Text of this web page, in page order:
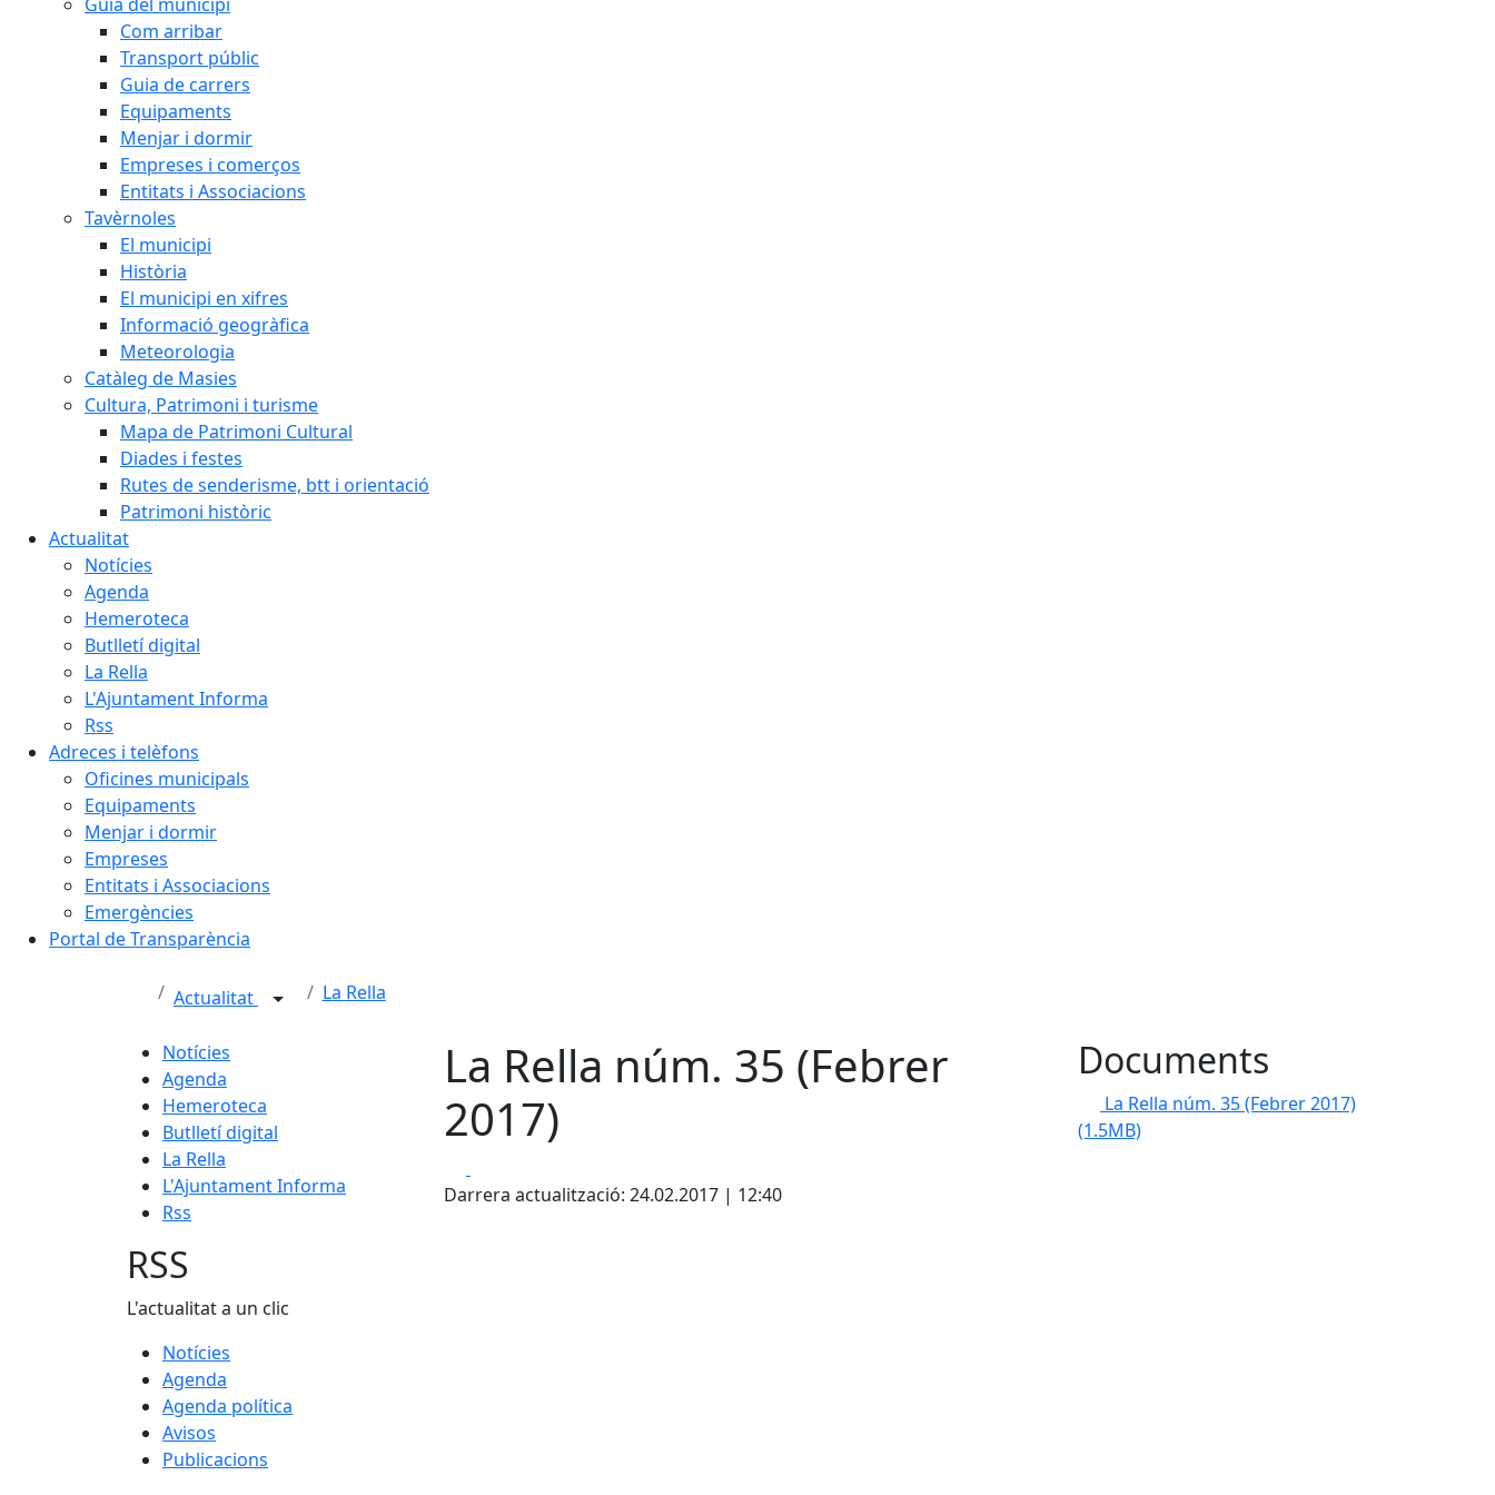
Com arribar
Transport públic
Guia de carrers
Equipaments
Menjar i dormir
Empreses i comerços
Entitats i Associacions
Tavèrnoles
El municipi
Història
El municipi en xifres
Informació geogràfica
Meteorologia
Catàleg de Masies
Cultura, Patrimoni i turisme
Mapa de Patrimoni Cultural
Diades i festes
Rutes de senderisme, btt i orientació
Patrimoni històric
Actualitat
Notícies
Agenda
Hemeroteca
Butlletí digital
La Rella
L'Ajuntament Informa
Rss
Adreces i telèfons
Oficines municipals
Equipaments
Menjar i dormir
Empreses
Entitats i Associacions
Emergències
Portal de Transparència
Actualitat La Rella
Notícies
Agenda
Hemeroteca
Butlletí digital
La Rella
L'Ajuntament Informa
Rss
La Rella núm. 35 (Febrer
2017)
Darrera actualització: 24.02.2017 | 12:40
Documents
La Rella núm. 35 (Febrer 2017)
(1.5MB)
RSS
L'actualitat a un clic
Notícies
Agenda
Agenda política
Avisos
Publicacions